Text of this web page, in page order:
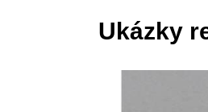
Ukázky